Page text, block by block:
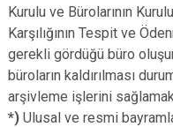
Kurulu ve Bürolarının
Karşılığının Tespit ve
gerekli gördüğü büro
büroların kaldırılması
arşivleme işlerini
*) Ulusal ve resmi